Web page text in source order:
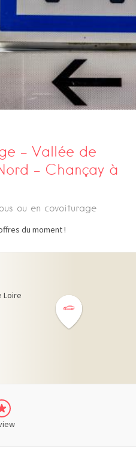
– Vallée de
– Chançay à
ou en covoiturage
du moment !
Loire